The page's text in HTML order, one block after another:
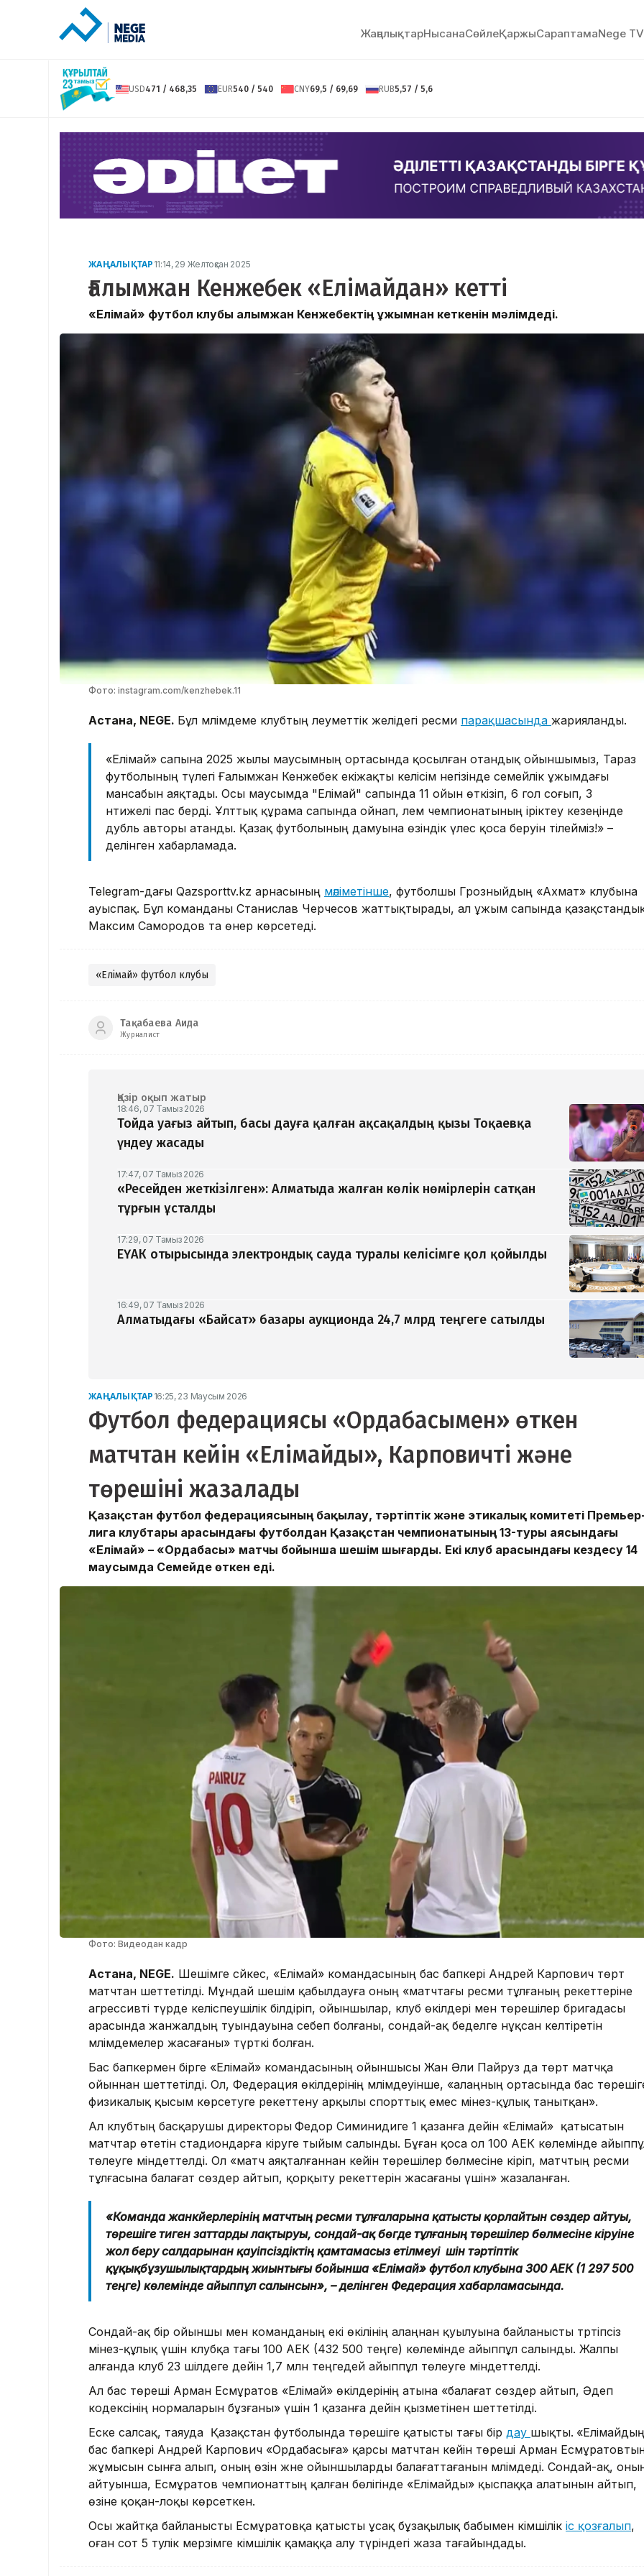
ЖаңалықтарНысанаСөйлeҚаржыСараптамаNege TV
USD471 / 468,35 EUR540 / 540 CNY69,5 / 69,69 RUB5,57 / 5,6
ЖАҢАЛЫҚТАР 11:14, 29 Желтоқсан 2025
Ғалымжан Кенжебек «Елімайдан» кетті
«Елімай» футбол клубы Ғалымжан Кенжебектің ұжымнан кеткенін мәлімдеді.
Фото: instagram.com/kenzhebek.11
Астана, NEGE. Бұл мәлімдеме клубтың әлеуметтік желідегі ресми парақшасында жарияланды.
«Елімай» сапына 2025 жылы маусымның ортасында қосылған отандық ойыншымыз, Тараз
футболының түлегі Ғалымжан Кенжебек екіжақты келісім негізінде семейлік ұжымдағы
мансабын аяқтады. Осы маусымда "Елімай" сапында 11 ойын өткізіп, 6 гол соғып, 3
нәтижелі пас берді. Ұлттық құрама сапында ойнап, әлем чемпионатының іріктеу кезеңінде
дубль авторы атанды. Қазақ футболының дамуына өзіндік үлес қоса беруін тілейміз!» –
делінген хабарламада.
Telegram-дағы Qazsporttv.kz арнасының мәліметінше, футболшы Грозныйдың «Ахмат» клубына
ауыспақ. Бұл команданы Станислав Черчесов жаттықтырады, ал ұжым сапында
Максим Самородов та өнер көрсетеді.
«Елімай» футбол клубы
Тақабаева Аида
Журналист
Қазір оқып жатыр
18:46, 07 Тамыз 2026
Тойда уағыз айтып, басы дауға қалған ақсақалдың қызы Тоқаевқа
үндеу жасады
17:47, 07 Тамыз 2026
«Ресейден жеткізілген»: Алматыда жалған көлік нөмірлерін сатқан
тұрғын ұсталды
17:29, 07 Тамыз 2026
ЕҮАК отырысында электрондық сауда туралы келісімге қол қойылды
16:49, 07 Тамыз 2026
Алматыдағы «Байсат» базары аукционда 24,7 млрд теңгеге сатылды
ЖАҢАЛЫҚТАР 16:25, 23 Маусым 2026
Футбол федерациясы «Ордабасымен» өткен
матчтан кейін «Елімайды», Карповичті және
төрешіні жазалады
Қазақстан футбол федерациясының бақылау, тәртіптік және этикалық комитеті
лига клубтары арасындағы футболдан Қазақстан чемпионатының 13-туры аясындағы
«Елімай» – «Ордабасы» матчы бойынша шешім шығарды. Екі клуб арасындағы кездесу 14
маусымда Семейде өткен еді.
Фото: Видеодан кадр
Астана, NEGE. Шешімге сәйкес, «Елімай» командасының бас бапкері Андрей Карпович төрт
матчтан шеттетілді. Мұндай шешім қабылдауға оның «матчтағы ресми тұлғаның әрекеттеріне
агрессивті түрде келіспеушілік білдіріп, ойыншылар, клуб өкілдері мен төрешілер бригадасы
арасында жанжалдың туындауына себеп болғаны, сондай-ақ беделге нұқсан келтіретін
мәлімдемелер жасағаны» түрткі болған.
Бас бапкермен бірге «Елімай» командасының ойыншысы Жан Әли Пайруз да төрт матчқа
ойыннан шеттетілді. Ол, Федерация өкілдерінің мәлімдеуінше, «алаңның ортасында бас
физикалық қысым көрсетуге әрекеттену арқылы спорттық емес мінез-құлық танытқан».
Ал клубтың басқарушы директоры Федор Симинидиге 1 қазанға дейін «Елімай» қатысатын
матчтар өтетін стадиондарға кіруге тыйым салынды. Бұған қоса ол 100 АЕК көлемінде
төлеуге міндеттелді. Ол «матч аяқталғаннан кейін төрешілер бөлмесіне кіріп, матчтың ресми
тұлғасына балағат сөздер айтып, қорқыту әрекеттерін жасағаны үшін» жазаланған.
«Команда жанкүйерлерінің матчтың ресми тұлғаларына қатысты қорлайтын сөздер айтуы,
төрешіге тиген заттарды лақтыруы, сондай-ақ бөгде тұлғаның төрешілер бөлмесіне кіруіне
жол беру салдарынан қауіпсіздіктің қамтамасыз етілмеуі үшін тәртіптік
құқықбұзушылықтардың жиынтығы бойынша «Елімай» футбол клубына 300 АЕК (1 297 500
теңге) көлемінде айыппұл салынсын», – делінген Федерация хабарламасында.
Сондай-ақ бір ойыншы мен команданың екі өкілінің алаңнан қуылуына байланысты тәртіпсіз
мінез-құлық үшін клубқа тағы 100 АЕК (432 500 теңге) көлемінде айыппұл салынды. Жалпы
алғанда клуб 23 шілдеге дейін 1,7 млн теңгедей айыппұл төлеуге міндеттелді.
Ал бас төреші Арман Есмұратов «Елімай» өкілдерінің атына «балағат сөздер айтып, Әдеп
кодексінің нормаларын бұзғаны» үшін 1 қазанға дейін қызметінен шеттетілді.
Еске салсақ, таяуда Қазақстан футболында төрешіге қатысты тағы бір дау шықты.
бас бапкері Андрей Карпович «Ордабасыға» қарсы матчтан кейін төреші Арман
жұмысын сынға алып, оның өзін және ойыншыларды балағаттағанын мәлімдеді. Сондай-ақ,
айтуынша, Есмұратов чемпионаттың қалған бөлігінде «Елімайды» қыспаққа алатынын айтып,
өзіне қоқан-лоқы көрсеткен.
Осы жайтқа байланысты Есмұратовқа қатысты ұсақ бұзақылық бабымен әкімшілік іс қозғалып,
оған сот 5 тәулік мерзімге әкімшілік қамаққа алу түріндегі жаза тағайындады.